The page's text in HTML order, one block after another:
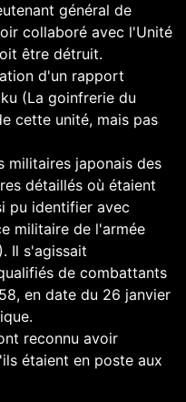
général de
collaboré avec l'Unité
être détruit.
d'un rapport
(La goinfrerie du
cette unité, mais pas
militaires japonais des
détaillés où étaient
pu identifier avec
militaire de l'armée
Il s'agissait
de combattants
en date du 26 janvier
reconnu avoir
étaient en poste aux